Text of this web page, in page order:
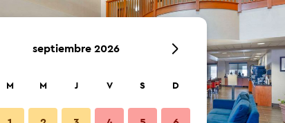
septiembre 2026
M M J V S D